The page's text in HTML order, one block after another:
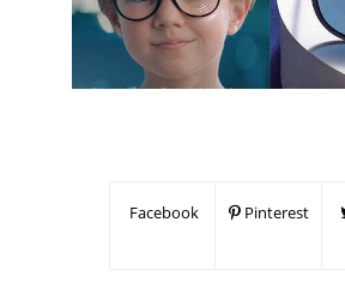
Facebook Pinterest